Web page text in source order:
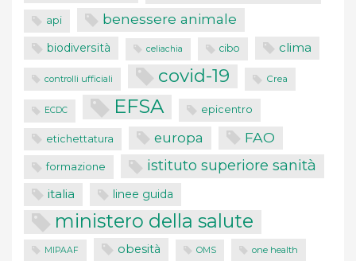
api benessere animale
biodiversità celiachia cibo clima
controlli ufficiali covid-19 Crea
ECDC EFSA epicentro
etichettatura europa FAO
formazione istituto superiore sanità
italia linee guida
ministero della salute
MIPAAF obesità OMS one health